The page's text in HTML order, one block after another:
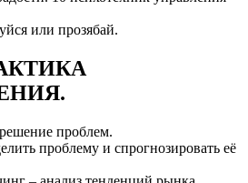
или прозябай.
проблем.
проблему и спрогнозировать её